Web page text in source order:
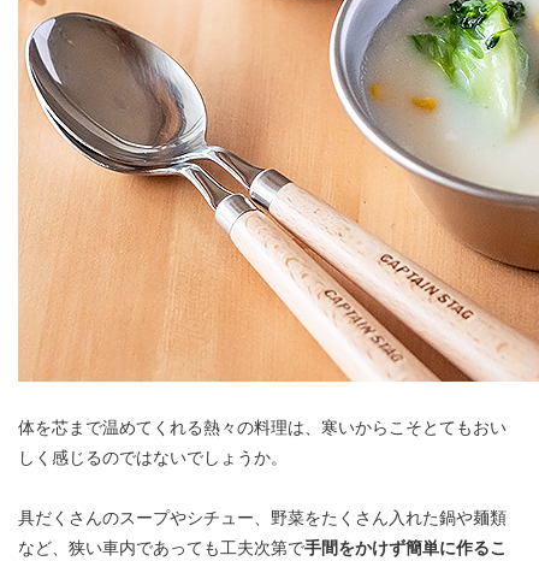
体を芯まで温めてくれる熱々の料理は、寒いからこそとてもおい
しく感じるのではないでしょうか。
具だくさんのスープやシチュー、野菜をたくさん入れた鍋や麺類
など、狭い車内であっても工夫次第で手間をかけず簡単に作るこ